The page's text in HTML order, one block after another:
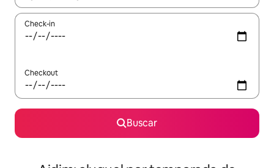
Check-in
Checkout
Buscar